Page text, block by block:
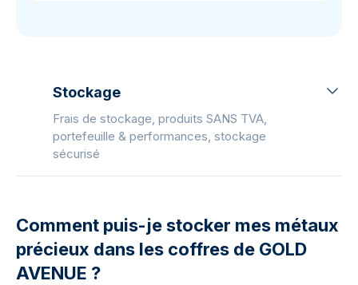
Stockage
Frais de stockage, produits SANS TVA,
portefeuille & performances, stockage
sécurisé
Comment puis-je stocker mes métaux
précieux dans les coffres de GOLD
AVENUE ?